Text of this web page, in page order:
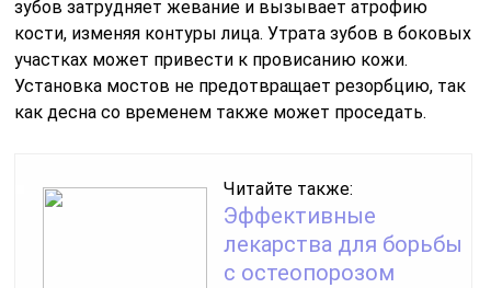
зубов затрудняет жевание и вызывает атрофию
кости, изменяя контуры лица. Утрата зубов в боковых
участках может привести к провисанию кожи.
Установка мостов не предотвращает резорбцию, так
как десна со временем также может проседать.
Читайте также:
Эффективные
лекарства для борьбы
с остеопорозом